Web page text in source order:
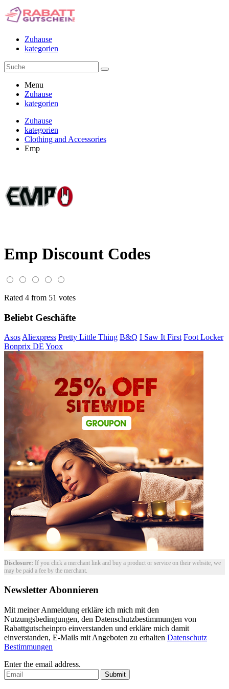
Zuhause
kategorien
Menu
Zuhause
kategorien
Zuhause
kategorien
Clothing and Accessories
Emp
Emp Discount Codes
Rated 4 from 51 votes
Beliebt Geschäfte
Asos Aliexpress Pretty Little Thing B&Q I Saw It First Foot Locker
Bonprix DE Yoox
Disclosure: If you click a merchant link and buy a product or service on their website, we
may be paid a fee by the merchant.
Newsletter Abonnieren
Mit meiner Anmeldung erkläre ich mich mit den
Nutzungsbedingungen, den Datenschutzbestimmungen von
Rabattgutscheinpro einverstanden und erkläre mich damit
einverstanden, E-Mails mit Angeboten zu erhalten Datenschutz
Bestimmungen
Enter the email address.
Submit